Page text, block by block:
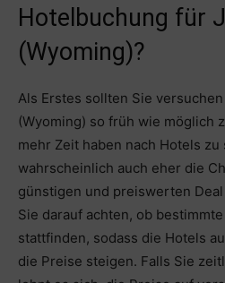
Hotelbuchung für
(Wyoming)?
Als Erstes sollten Sie
(Wyoming) so früh wie möglich
mehr Zeit haben nach Hotels
wahrscheinlich auch eher die
günstigen und preiswerten
Sie darauf achten, ob
stattfinden, sodass die Hotels
die Preise steigen. Falls Sie